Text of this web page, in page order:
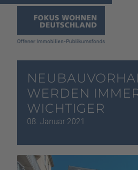
WERDEN
WICHTIGER
08. Januar 2021